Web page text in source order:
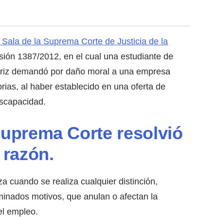
de la Suprema Corte de Justicia de la
1387/2012, en el cual una estudiante de
demandó por daño moral a una empresa
al haber establecido en una oferta de
Corte resolvió
cuando se realiza cualquier distinción,
motivos, que anulan o afectan la
empleo.